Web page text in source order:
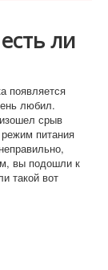
ли
появляется
любил.
срыв
питания
вы подошли к
такой вот